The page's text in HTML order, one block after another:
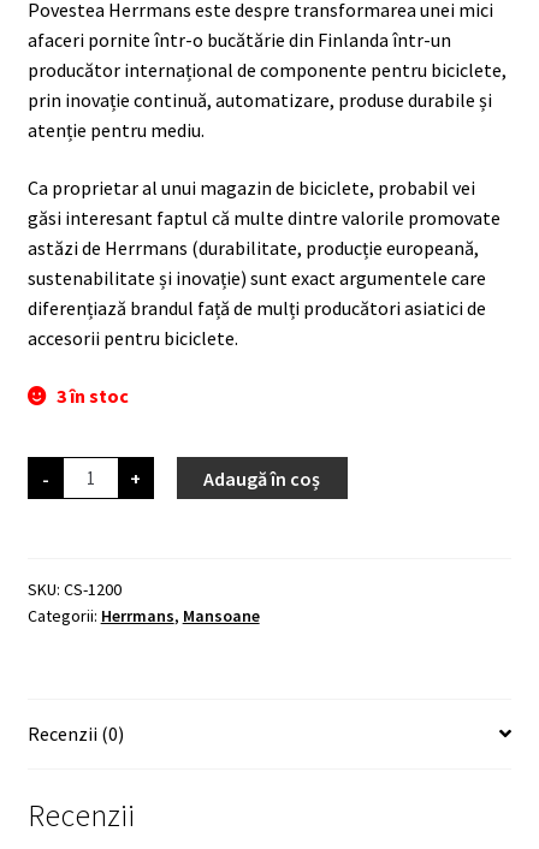
Povestea Herrmans este despre transformarea unei mici
afaceri pornite într-o bucătărie din Finlanda într-un
producător internațional de componente pentru biciclete,
prin inovație continuă, automatizare, produse durabile și
atenție pentru mediu.
Ca proprietar al unui magazin de biciclete, probabil vei
găsi interesant faptul că multe dintre valorile promovate
astăzi de Herrmans (durabilitate, producție europeană,
sustenabilitate și inovație) sunt exact argumentele care
diferențiază brandul față de mulți producători asiatici de
accesorii pentru biciclete.
3 în stoc
-
Cantitate
Herrmans
Finland
Lock-
on,
rosu
+ Adaugă în coș
SKU: CS-1200
Categorii: Herrmans, Mansoane
Recenzii (0)
Recenzii